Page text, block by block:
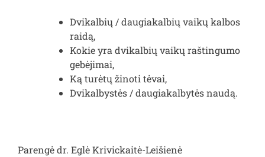
Dvikalbių / daugiakalbių vaikų kalbos
raidą,
Kokie yra dvikalbių vaikų raštingumo
gebėjimai,
Ką turėtų žinoti tėvai,
Dvikalbystės / daugiakalbytės naudą.
Parengė dr. Eglė Krivickaitė-Leišienė